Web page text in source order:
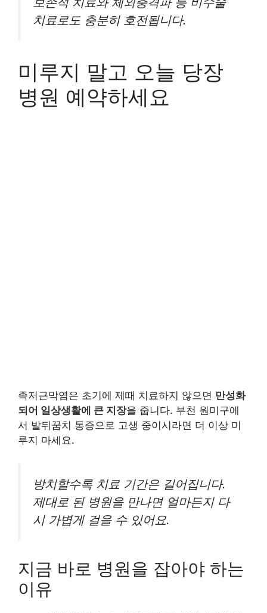
치료로도 충분히 호전됩니다.
미루지 말고 오늘 당장
병원 예약하세요
족저근막염은 초기에 제때 치료하지 않으면 만성화
되어 일상생활에 큰 지장을 줍니다. 부천 원미구에
서 발뒤꿈치 통증으로 고생 중이시라면 더 이상 미
루지 마세요.
방치할수록 치료 기간은 길어집니다.
제대로 된 병원을 만나면 얼마든지 다
시 가볍게 걸을 수 있어요.
지금 바로 병원을 잡아야 하는
이유